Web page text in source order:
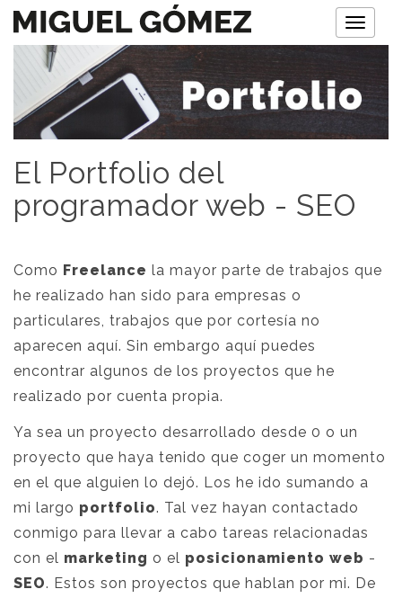
M
ú
El Portfolio del
programador web - SEO
Como Freelance la mayor parte de trabajos que
he realizado han sido para empresas o
particulares, trabajos que por cortesía no
aparecen aquí. Sin embargo aquí puedes
encontrar algunos de los proyectos que he
realizado por cuenta propia.
Ya sea un proyecto desarrollado desde 0 o un
proyecto que haya tenido que coger un momento
en el que alguien lo dejó. Los he ido sumando a
mi largo portfolio. Tal vez hayan contactado
conmigo para llevar a cabo tareas relacionadas
con el marketing o el posicionamiento web -
SEO. Estos son proyectos que hablan por mi. De